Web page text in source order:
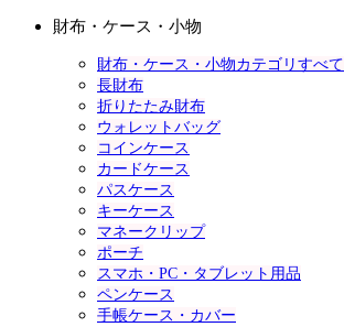
財布・ケース・小物
財布・ケース・小物カテゴリすべて
長財布
折りたたみ財布
ウォレットバッグ
コインケース
カードケース
パスケース
キーケース
マネークリップ
ポーチ
スマホ・PC・タブレット用品
ペンケース
手帳ケース・カバー